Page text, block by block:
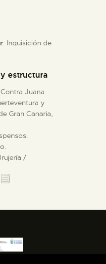
: Inquisición de
estructura
Juana
y
Gran Canaria,
/